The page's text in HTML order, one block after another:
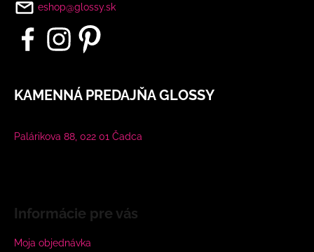
eshop@glossy.sk
KAMENNÁ PREDAJŇA GLOSSY
Palárikova 88, 022 01 Čadca
Informácie pre vás
Moja objednávka